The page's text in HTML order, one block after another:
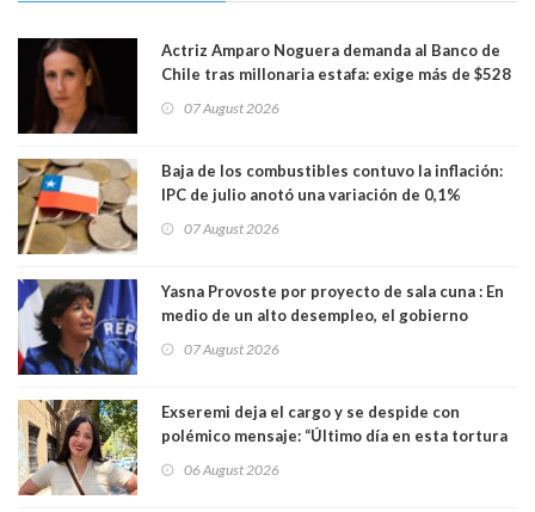
Actriz Amparo Noguera demanda al Banco de
Chile tras millonaria estafa: exige más de $528
07 August 2026
Baja de los combustibles contuvo la inflación:
IPC de julio anotó una variación de 0,1%
07 August 2026
Yasna Provoste por proyecto de sala cuna : En
medio de un alto desempleo, el gobierno
07 August 2026
Exseremi deja el cargo y se despide con
polémico mensaje: “Último día en esta tortura
06 August 2026